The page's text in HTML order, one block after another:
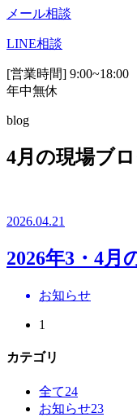
メール相談
LINE相談
[営業時間]
年中無休
blog
4月の現場ブ
2026.04.21
2026年3・4月
お知らせ
1
カテゴリ
全て24
お知らせ23